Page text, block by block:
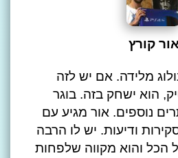
אור קורץ
מלידה. אם יש לזה
הוא ישחק בזה. בוגר
נוספים. אור מגיע עם
ודיעות. יש לו הרבה
הכל והוא מקווה שלפחות